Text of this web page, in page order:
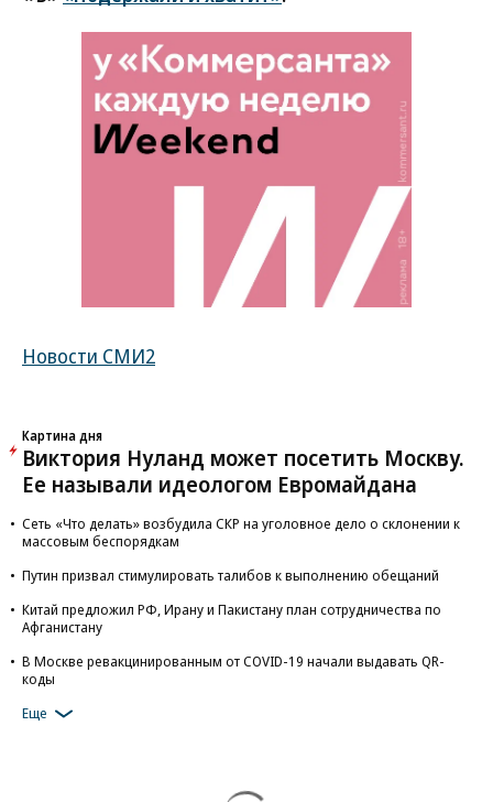
Новости СМИ2
Картина дня
Виктория Нуланд может посетить Москву.
Ее называли идеологом Евромайдана
Сеть «Что делать» возбудила СКР на уголовное дело о склонении к
массовым беспорядкам
Путин призвал стимулировать талибов к выполнению обещаний
Китай предложил РФ, Ирану и Пакистану план сотрудничества по
Афганистану
В Москве ревакцинированным от COVID-19 начали выдавать QR-
коды
Еще